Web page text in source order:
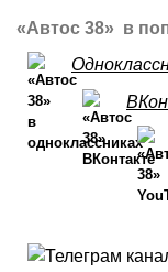
«Автос 38» в